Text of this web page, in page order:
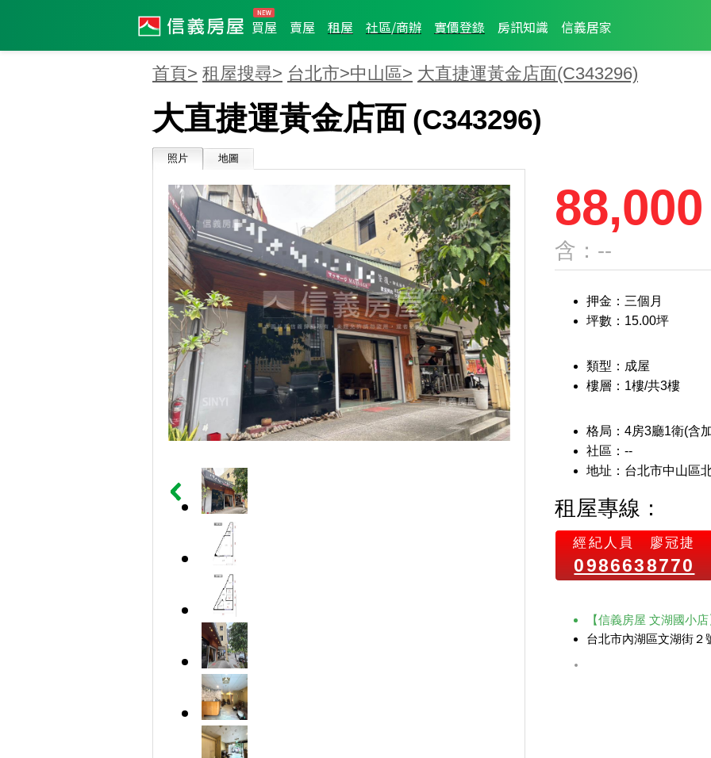
買屋 賣屋 租屋 社區/商辦 實價登錄 房訊知識 信義居家
首頁> 租屋搜尋> 台北市>中山區> 大直捷運黃金店面(C343296)
大直捷運黃金店面 (C343296)
照片 地圖
88,000
含：--
押金：三個月
坪數：15.00坪
類型：成屋
樓層：1樓/共3樓
格局：4房3廳1衛(含
社區：--
地址：台北市中山區
租屋專線：
經紀人員 廖冠捷
0986638770
【信義房屋 文湖國小
台北市內湖區文湖街２